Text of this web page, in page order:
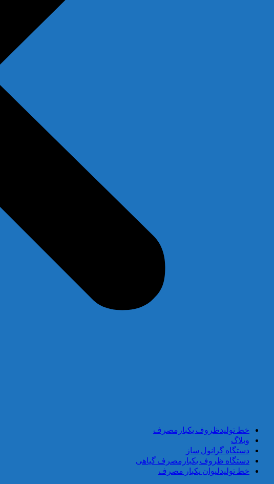
خط تولیدظروف یکبارمصرف
وبلاگ
دستگاه گرانول ساز
دستگاه ظروف یکبارمصرف گیاهی
خط تولیدلیوان یکبار مصرف